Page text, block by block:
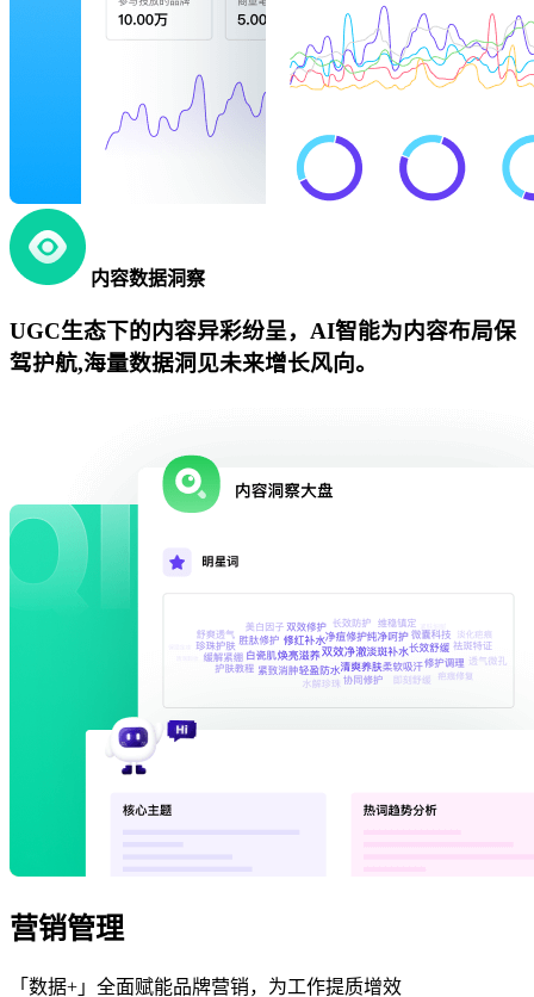
内容数据洞察
UGC生态下的内容异彩纷呈，AI智能为内容布局保
驾护航,海量数据洞见未来增长风向。
营销管理
「数据+」全面赋能品牌营销，为工作提质增效